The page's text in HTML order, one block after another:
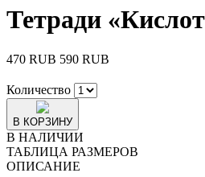
Тетради
470 RUB 590 RUB
Количество
В КОРЗИНУ
В НАЛИЧИИ
ТАБЛИЦА РАЗМЕРОВ
ОПИСАНИЕ